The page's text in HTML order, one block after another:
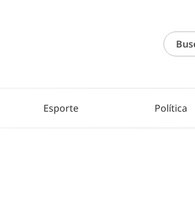
Esporte Política